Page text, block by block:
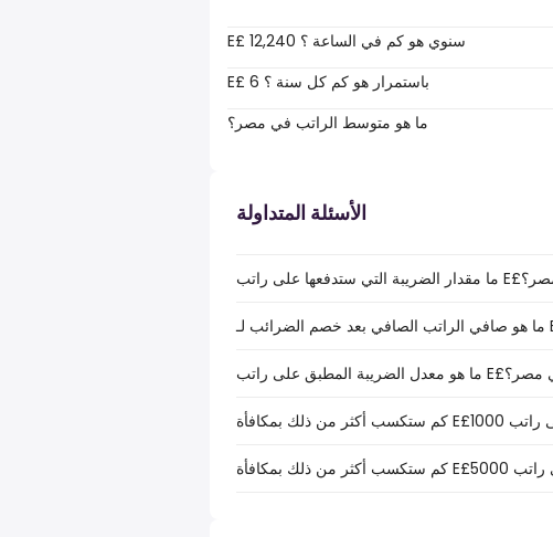
E£ 12,240 سنوي هو كم في الساعة ؟
E£ 6 باستمرار هو كم كل سنة ؟
ما هو متوسط الراتب في مصر؟
الأسئلة المتداولة